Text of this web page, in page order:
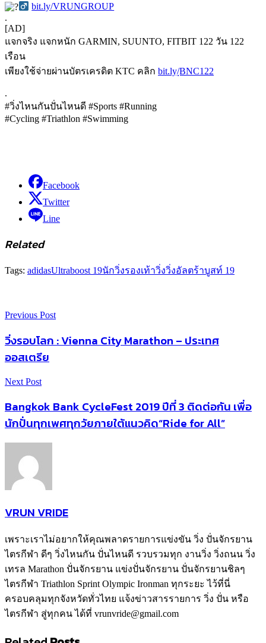
bit.ly/VRUNGROUP
.
[AD]
แจกจริง แจกหนัก GARMIN, SUUNTO, FITBIT 122 วัน 122
เรือน
เพียงใช้จ่ายผ่านบัตรเครดิต KTC คลิก bit.ly/ฺBNC122
.
#วิ่งไหนกันปั่นไหนดี #Sports #Running
#Cycling #Triathlon #Swimming
Facebook
Twitter
Line
Related
Tags: adidasUltraboost 19นักวิ่งรองเท้าวิ่งวิ่งอัลตร้าบูสท์ 19
Previous Post
วิ่งรอบโลก : Vienna City Marathon – ประเทศ
ออสเตรีย
Next Post
Bangkok Bank CycleFest 2019 ปีที่ 3 ติดต่อกัน เพื่อ
นักปั่นทุกเพศทุกวัยภายใต้แนวคิด“Ride for All”
VRUN VRIDE
เพราะเราไม่อยากให้คุณพลาดรายการแข่งขัน วิ่ง ปั่นจักรยาน
ไตรกีฬา ดีๆ วิ่งไหนกัน ปั่นไหนดี รวบรวมทุก งานวิ่ง วิ่งถนน วิ่ง
เทรล Marathon ปั่นจักรยาน แข่งปั่นจักรยาน ปั่นจักรยานชิลๆ
ไตรกีฬา Triathlon Sprint Olympic Ironman ทุกระยะ ไว้ที่นี่
ครอบคลุมทุกจังหวัดทั่วไทย แจ้งข่าวสารรายการ วิ่ง ปั่น หรือ
ไตรกีฬา สู่ทุกคน ได้ที่ vrunvride@gmail.com